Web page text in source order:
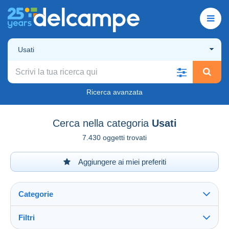
Usati
Ricerca avanzata
Cerca nella categoria Usati
7.430 oggetti trovati
Aggiungere ai miei preferiti
Categorie
Filtri